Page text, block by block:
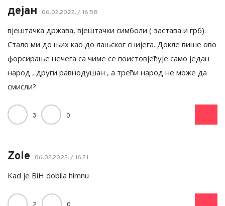
дејан 06.02.2022. / 16:58
вјештачка држава, вјештачки симболи ( застава и грб).
Стало ми до њих као до лањског снијега. Докле више ово
форсирање нечега са чиме се поистовјећује само један
народ , други равнодушан , а трећи народ не може да
смисли?
3 0
Zole 06.02.2022. / 16:21
Kad je BiH dobila himnu